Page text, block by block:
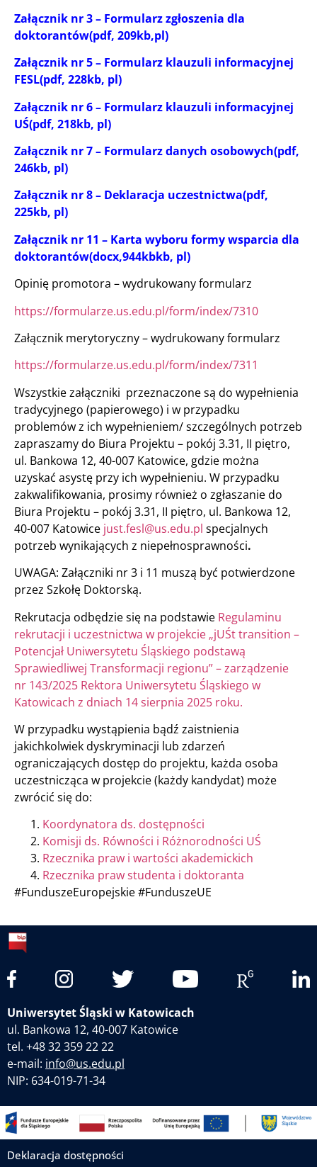
Załącznik nr 3 – Formularz zgłoszenia dla
doktorantów(pdf, 209kb,pl)
Załącznik nr 5 – Formularz klauzuli informacyjnej
FESL(pdf, 228kb, pl)
Załącznik nr 6 – Formularz klauzuli informacyjnej
UŚ(pdf, 218kb, pl)
Załącznik nr 7 – Formularz danych osobowych(pdf,
246kb, pl)
Załącznik nr 8 – Deklaracja uczestnictwa(pdf,
225kb, pl)
Załącznik nr 11 – Karta wyboru formy wsparcia dla
doktorantów(docx,944kbkb, pl)
Opinię promotora – wydrukowany formularz
https://formularze.us.edu.pl/form/index/7310
Załącznik merytoryczny – wydrukowany formularz
https://formularze.us.edu.pl/form/index/7311
Wszystkie załączniki przeznaczone są do wypełnienia
tradycyjnego (papierowego) i w przypadku
problemów z ich wypełnieniem/ szczególnych potrzeb
zapraszamy do Biura Projektu – pokój 3.31, II piętro,
ul. Bankowa 12, 40-007 Katowice, gdzie można
uzyskać asystę przy ich wypełnieniu. W przypadku
zakwalifikowania, prosimy również o zgłaszanie do
Biura Projektu – pokój 3.31, II piętro, ul. Bankowa 12,
40-007 Katowice just.fesl@us.edu.pl specjalnych
potrzeb wynikających z niepełnosprawności.
UWAGA: Załączniki nr 3 i 11 muszą być potwierdzone
przez Szkołę Doktorską.
Rekrutacja odbędzie się na podstawie Regulaminu
rekrutacji i uczestnictwa w projekcie „jUŚt transition –
Potencjał Uniwersytetu Śląskiego podstawą
Sprawiedliwej Transformacji regionu” – zarządzenie
nr 143/2025 Rektora Uniwersytetu Śląskiego w
Katowicach z dniach 14 sierpnia 2025 roku.
W przypadku wystąpienia bądź zaistnienia
jakichkolwiek dyskryminacji lub zdarzeń
ograniczających dostęp do projektu, każda osoba
uczestnicząca w projekcie (każdy kandydat) może
zwrócić się do:
Koordynatora ds. dostępności
Komisji ds. Równości i Różnorodności UŚ
Rzecznika praw i wartości akademickich
Rzecznika praw studenta i doktoranta
#FunduszeEuropejskie #FunduszeUE
Uniwersytet Śląski w Katowicach
ul. Bankowa 12, 40-007 Katowice
tel. +48 32 359 22 22
e-mail: info@us.edu.pl
NIP: 634-019-71-34
Deklaracja dostępności